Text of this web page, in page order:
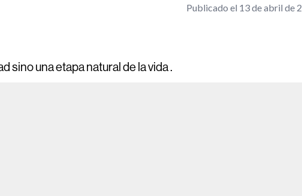
Publicado el 13 de abril de
sino una etapa natural de la vida .